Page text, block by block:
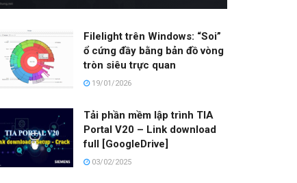
Filelight trên Windows: “Soi”
ổ cứng đầy bằng bản đồ vòng
tròn siêu trực quan
19/01/2026
Tải phần mềm lập trình TIA
Portal V20 – Link download
full [GoogleDrive]
03/02/2025